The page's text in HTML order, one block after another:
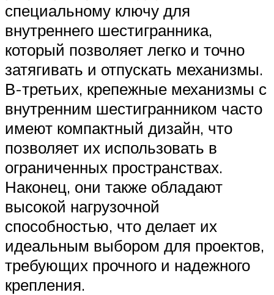
специальному ключу для
внутреннего шестигранника,
который позволяет легко и точно
затягивать и отпускать механизмы.
В-третьих, крепежные механизмы с
внутренним шестигранником часто
имеют компактный дизайн, что
позволяет их использовать в
ограниченных пространствах.
Наконец, они также обладают
высокой нагрузочной
способностью, что делает их
идеальным выбором для проектов,
требующих прочного и надежного
крепления.